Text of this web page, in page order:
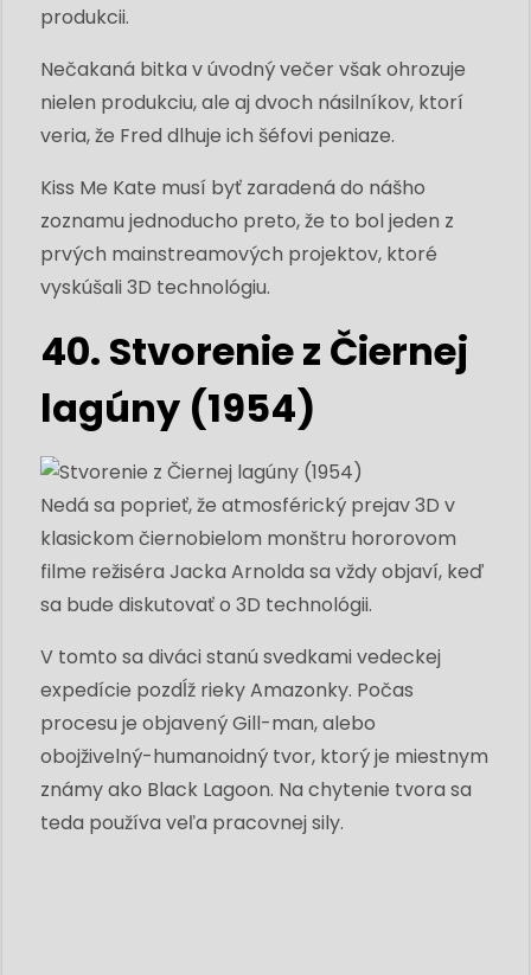
produkcii.
Nečakaná bitka v úvodný večer však ohrozuje
nielen produkciu, ale aj dvoch násilníkov, ktorí
veria, že Fred dlhuje ich šéfovi peniaze.
Kiss Me Kate musí byť zaradená do nášho
zoznamu jednoducho preto, že to bol jeden z
prvých mainstreamových projektov, ktoré
vyskúšali 3D technológiu.
40. Stvorenie z Čiernej
lagúny (1954)
Nedá sa poprieť, že atmosférický prejav 3D v
klasickom čiernobielom monštru hororovom
filme režiséra Jacka Arnolda sa vždy objaví, keď
sa bude diskutovať o 3D technológii.
V tomto sa diváci stanú svedkami vedeckej
expedície pozdĺž rieky Amazonky. Počas
procesu je objavený Gill-man, alebo
obojživelný-humanoidný tvor, ktorý je miestnym
známy ako Black Lagoon. Na chytenie tvora sa
teda používa veľa pracovnej sily.